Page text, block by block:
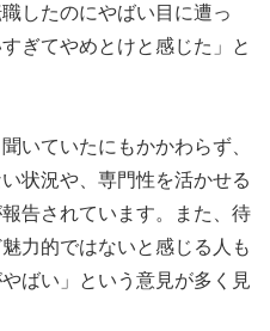
したのにやばい目に遭っ
ぎてやめとけと感じた」と
いていたにもかかわらず、
状況や、専門性を活かせる
告されています。また、待
力的ではないと感じる人も
ばい」という意見が多く見